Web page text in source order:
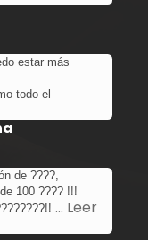
estar más
todo el
de ????,
100 ???? !!!
… Leer